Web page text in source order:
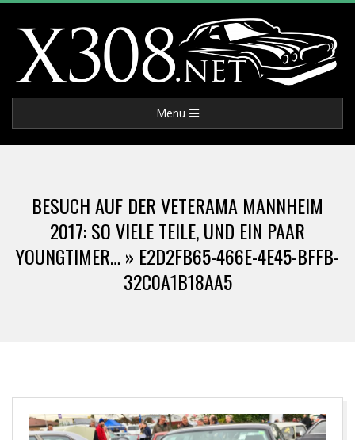
content
X
3
8
.
T
Navigation
Menu
BESUCH AUF DER VETERAMA MANNHEIM
2017: SO VIELE TEILE, UND EIN PAAR
YOUNGTIMER… » E2D2FB65-466E-4E45-BFFB-
32C0A1B18AA5